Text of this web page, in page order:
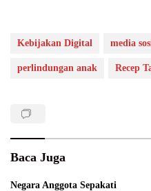
Kebijakan Digital media
perlindungan anak Recep
Baca Juga
Negara Anggota Sepakati